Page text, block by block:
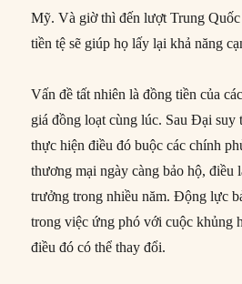
Mỹ. Và giờ thì đến lượt Trung
tiền tệ sẽ giúp họ lấy lại khả năng
Vấn đề tất nhiên là đồng tiền của
giá đồng loạt cùng lúc. Sau Đại suy
thực hiện điều đó buộc các chính
thương mại ngày càng bảo hộ, điều
trưởng trong nhiều năm. Động lực
trong việc ứng phó với cuộc khủng
điều đó có thể thay đổi.